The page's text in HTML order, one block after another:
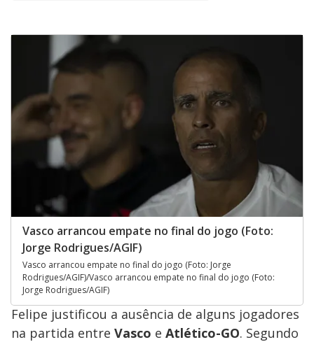
Vasco arrancou empate no final do jogo (Foto:
Jorge Rodrigues/AGIF)
Vasco arrancou empate no final do jogo (Foto: Jorge
Rodrigues/AGIF)/Vasco arrancou empate no final do jogo (Foto:
Jorge Rodrigues/AGIF)
Felipe justificou a ausência de alguns jogadores
na partida entre Vasco e Atlético-GO. Segundo